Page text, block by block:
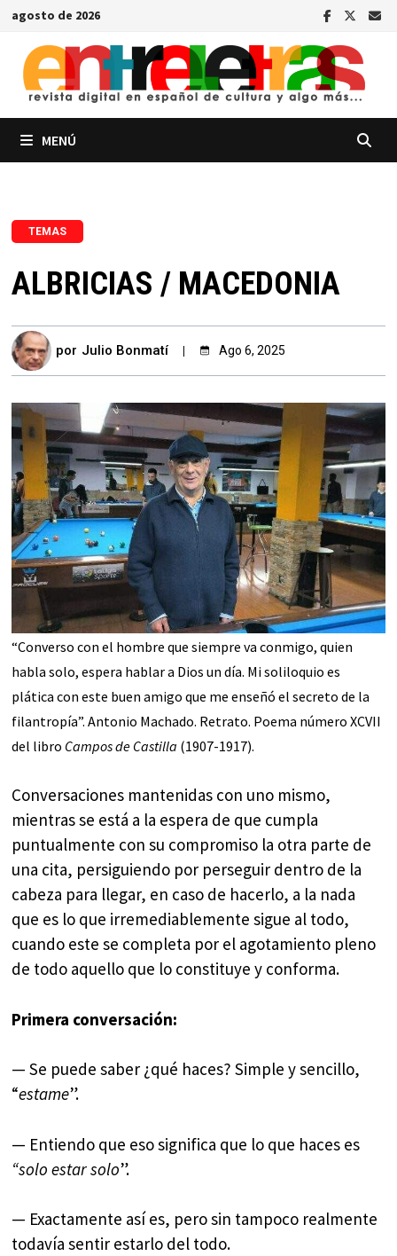
Saltar
contenido
agosto de 2026
MENÚ
TEMAS
ALBRICIAS / MACEDONIA
por Julio Bonmatí Ago 6, 2025
“Converso con el hombre que siempre va conmigo, quien
habla solo, espera hablar a Dios un día. Mi soliloquio es
plática con este buen amigo que me enseñó el secreto de la
filantropía”. Antonio Machado. Retrato. Poema número XCVII
del libro Campos de Castilla (1907-1917).
Conversaciones mantenidas con uno mismo,
mientras se está a la espera de que cumpla
puntualmente con su compromiso la otra parte de
una cita, persiguiendo por perseguir dentro de la
cabeza para llegar, en caso de hacerlo, a la nada
que es lo que irremediablemente sigue al todo,
cuando este se completa por el agotamiento pleno
de todo aquello que lo constituye y conforma.
Primera conversación:
— Se puede saber ¿qué haces? Simple y sencillo,
“estame”.
— Entiendo que eso significa que lo que haces es
“solo estar solo”.
— Exactamente así es, pero sin tampoco realmente
todavía sentir estarlo del todo.